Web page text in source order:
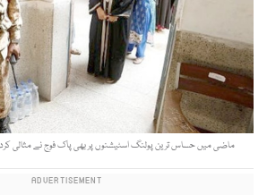
ماضی میں حساس ترین پولنگ اسٹیشنوں پر بھی پاک فوج نے مثالی